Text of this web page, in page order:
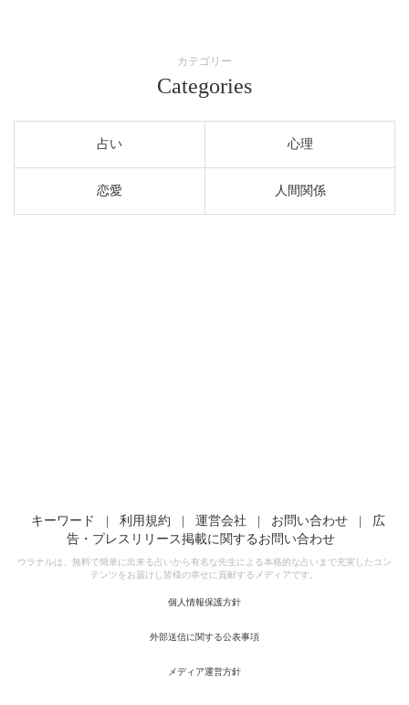
カテゴリー
Categories
占い 心理
恋愛 人間関係
キーワード | 利用規約 | 運営会社 | お問い合わせ |
広
告・プレスリリース掲載に関するお問い合わせ
ウラナルは、無料で簡単に出来る占いから有名な先生による本格的な占いまで充実したコン
テンツをお届けし皆様の幸せに貢献するメディアです。
個人情報保護方針
外部送信に関する公表事項
メディア運営方針